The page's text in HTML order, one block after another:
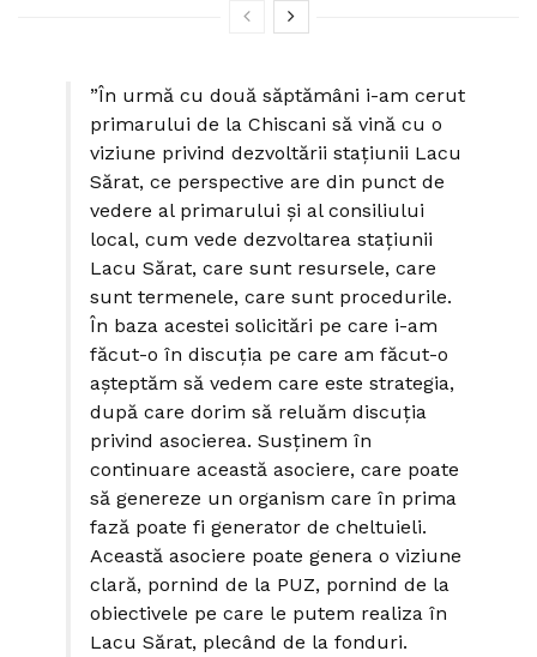
”În urmă cu două săptămâni i-am cerut
primarului de la Chiscani să vină cu o
viziune privind dezvoltării stațiunii Lacu
Sărat, ce perspective are din punct de
vedere al primarului și al consiliului
local, cum vede dezvoltarea stațiunii
Lacu Sărat, care sunt resursele, care
sunt termenele, care sunt procedurile.
În baza acestei solicitări pe care i-am
făcut-o în discuția pe care am făcut-o
așteptăm să vedem care este strategia,
după care dorim să reluăm discuția
privind asocierea. Susținem în
continuare această asociere, care poate
să genereze un organism care în prima
fază poate fi generator de cheltuieli.
Această asociere poate genera o viziune
clară, pornind de la PUZ, pornind de la
obiectivele pe care le putem realiza în
Lacu Sărat, plecând de la fonduri.